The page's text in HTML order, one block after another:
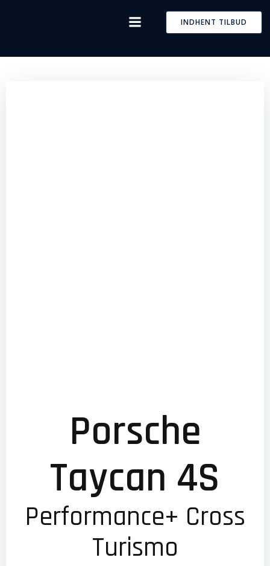
to
INDHENT TILBUD
Porsche
Taycan 4S
Performance+ Cross
Turismo